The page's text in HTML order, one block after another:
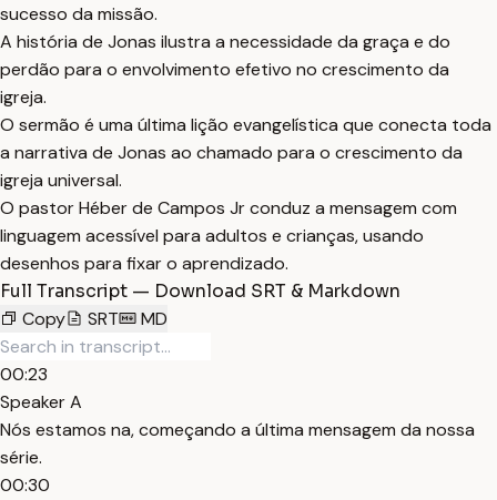
sucesso da missão.
A história de Jonas ilustra a necessidade da graça e do
perdão para o envolvimento efetivo no crescimento da
igreja.
O sermão é uma última lição evangelística que conecta toda
a narrativa de Jonas ao chamado para o crescimento da
igreja universal.
O pastor Héber de Campos Jr conduz a mensagem com
linguagem acessível para adultos e crianças, usando
desenhos para fixar o aprendizado.
Full Transcript — Download SRT & Markdown
Copy
SRT MD
00:23
Speaker A
Nós estamos na, começando a última mensagem da nossa
série.
00:30